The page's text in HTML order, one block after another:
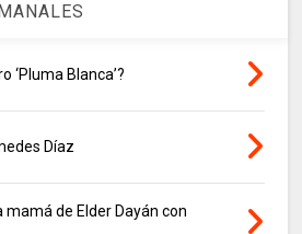
‘Pluma Blanca’?
Díaz
mamá de Elder Dayán con